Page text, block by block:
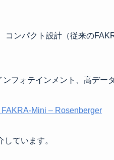
コンパクト設計（従来の
ンフォテインメント、高デー
Mini – Rosenberger
ています。